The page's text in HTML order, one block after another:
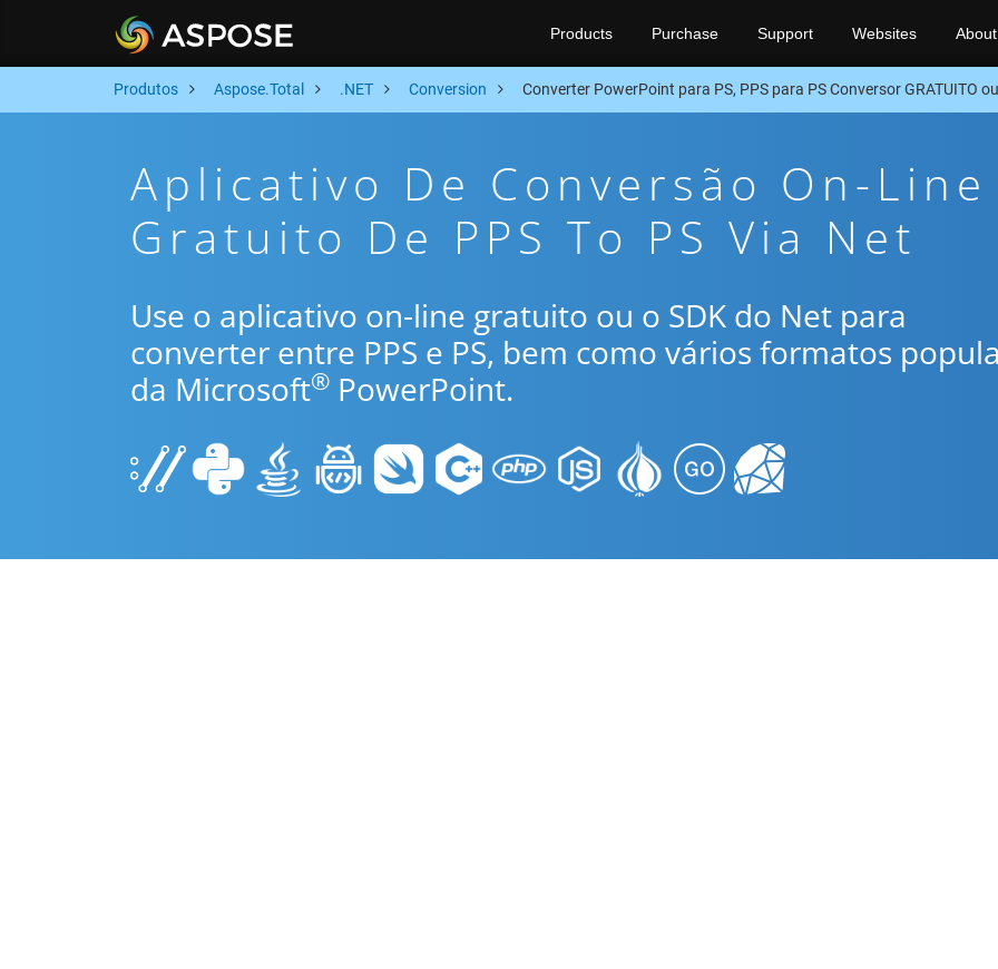
Products Purchase Support Websites About
Produtos Aspose.Total .NET Conversion Converter PowerPoint para PS, PPS para PS Conversor GRATUITO
Aplicativo De Conversão On-Line
Gratuito De PPS To PS Via Net
Use o aplicativo on-line gratuito ou o SDK do Net para
converter entre PPS e PS, bem como vários formatos
da Microsoft® PowerPoint.